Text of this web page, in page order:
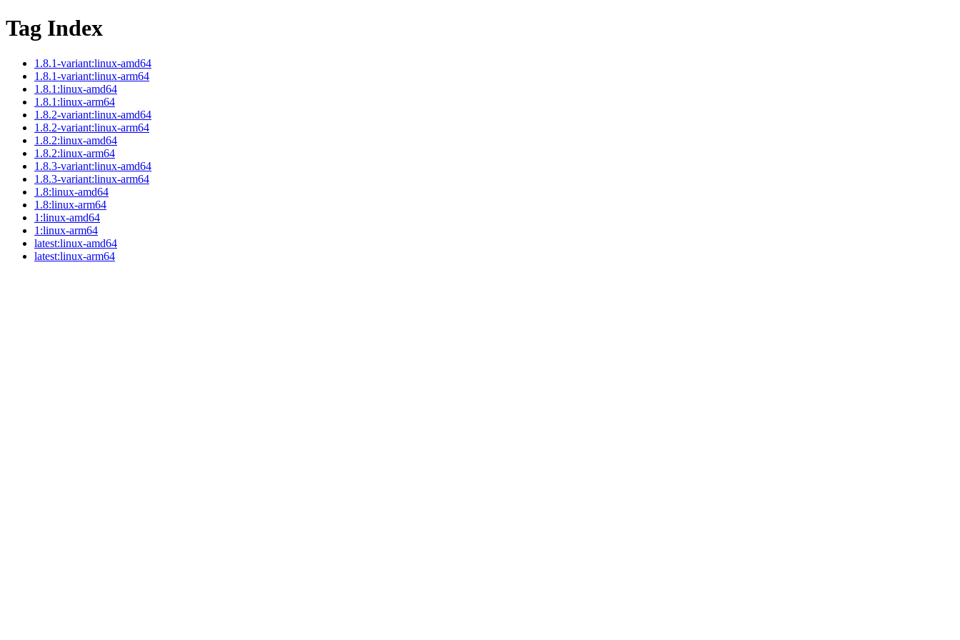
Tag Index
1.8.1-variant:linux-amd64
1.8.1-variant:linux-arm64
1.8.1:linux-amd64
1.8.1:linux-arm64
1.8.2-variant:linux-amd64
1.8.2-variant:linux-arm64
1.8.2:linux-amd64
1.8.2:linux-arm64
1.8.3-variant:linux-amd64
1.8.3-variant:linux-arm64
1.8:linux-amd64
1.8:linux-arm64
1:linux-amd64
1:linux-arm64
latest:linux-amd64
latest:linux-arm64